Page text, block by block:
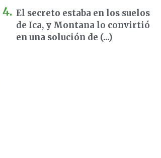
El secreto estaba en los suelos
de Ica, y Montana lo convirtió
en una solución de (...)